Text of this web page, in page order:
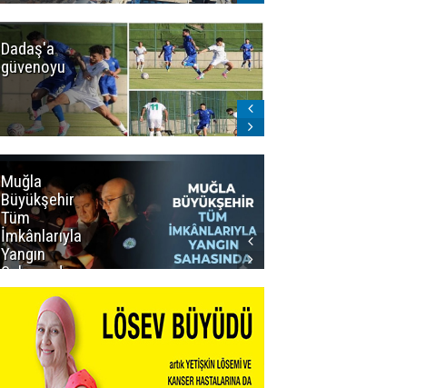
Dadaş'a
güvenoyu
Muğla
Büyükşehir
Tüm
İmkânlarıyla
Yangın
Sahasında